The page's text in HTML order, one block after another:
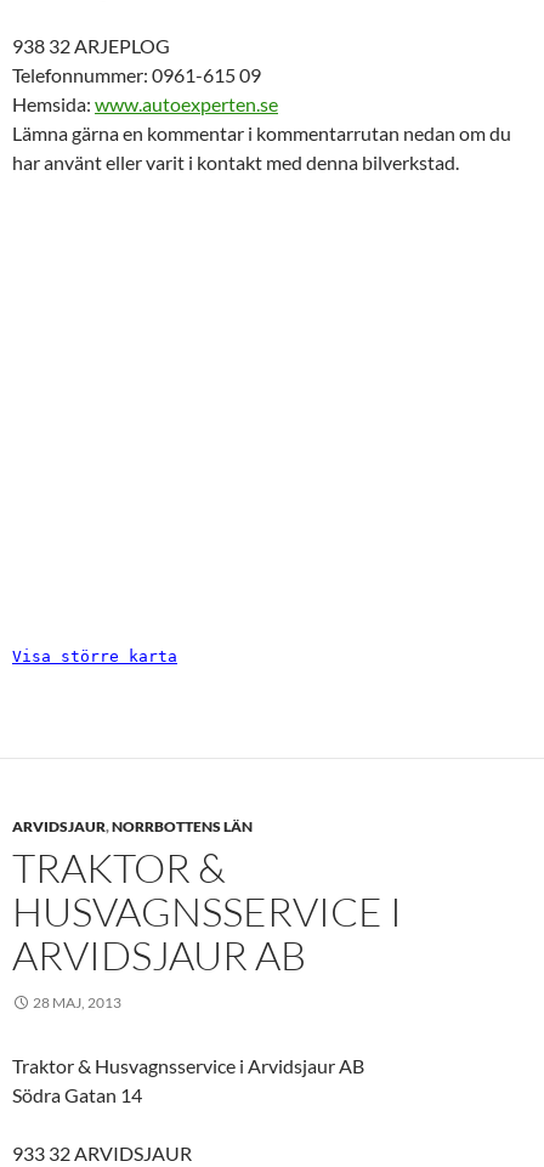
938 32 ARJEPLOG
Telefonnummer: 0961-615 09
Hemsida: www.autoexperten.se
Lämna gärna en kommentar i kommentarrutan nedan om du
har använt eller varit i kontakt med denna bilverkstad.
Visa större karta
ARVIDSJAUR,NORRBOTTENS LÄN
TRAKTOR &
HUSVAGNSSERVICE I
ARVIDSJAUR AB
28 MAJ, 2013
Traktor & Husvagnsservice i Arvidsjaur AB
Södra Gatan 14
933 32 ARVIDSJAUR